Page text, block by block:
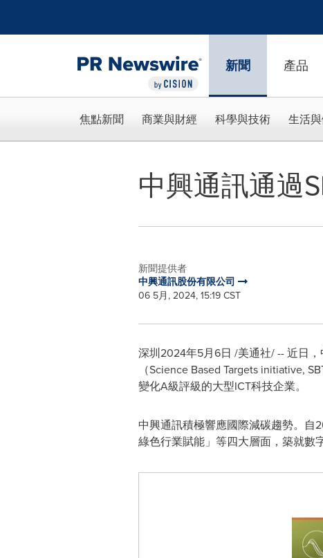
新聞 產品
焦點新聞 商業與財經 科學與技術 生活
中興通訊通過
新聞提供者
中興通訊股份有限公司
06 5月, 2024, 15:19 CST
深圳2024年5月6日 /美通社/ -- 近日
（Science Based Targets initiative,
變化A級評級的大型ICT科技企業。
中興通訊積極響應國際減碳趨勢。自
綠色行業賦能」等四大層面，築就數